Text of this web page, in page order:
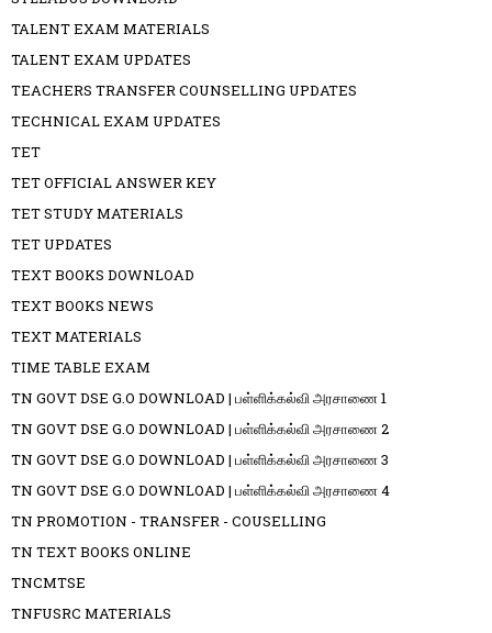
TALENT EXAM MATERIALS
TALENT EXAM UPDATES
TEACHERS TRANSFER COUNSELLING UPDATES
TECHNICAL EXAM UPDATES
TET
TET OFFICIAL ANSWER KEY
TET STUDY MATERIALS
TET UPDATES
TEXT BOOKS DOWNLOAD
TEXT BOOKS NEWS
TEXT MATERIALS
TIME TABLE EXAM
TN GOVT DSE G.O DOWNLOAD | பள்ளிக்கல்வி அரசாணை 1
TN GOVT DSE G.O DOWNLOAD | பள்ளிக்கல்வி அரசாணை 2
TN GOVT DSE G.O DOWNLOAD | பள்ளிக்கல்வி அரசாணை 3
TN GOVT DSE G.O DOWNLOAD | பள்ளிக்கல்வி அரசாணை 4
TN PROMOTION - TRANSFER - COUSELLING
TN TEXT BOOKS ONLINE
TNCMTSE
TNFUSRC MATERIALS